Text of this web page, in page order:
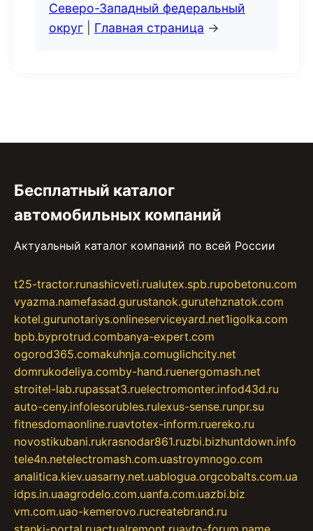
Северо-Западный федеральный
округ
Главная страница →
Бесплатный каталог
автомобильных компаний
Актуальный каталог компаний по всей России
t25-tractor.runashicveti.rualutex.spb.rupobetonu.com
vyazma.namefasad.gurustanok.gurutehznatok.com
kotel.gurunotariys.onlineserviceyard.net1igolka.com
bpb.byprotrud.combanya-expert.com
ogorod365.comakuhnja.comuglichcity.net
domrukodeliya.comby-hand.ruenergomash.net
stroitel-lab.rupassat3.ruelectromonter.infod43d.ru
auto-ceny.infolesorubles.rulexus-sense.runpr.su
fitnesdomaonline.ruavtotex-inform.ruereko.ru
novostikubani.rukrasnodar861.ruzbi.bizhuntdown.info
tele4n.netelectromash.com.uastroymnogo.com
analitica.kiev.uasarny.net.uablogua.orgcobalts.com.ua
idps.in.uaagrodelo.com.uanfa.com.uazbi.biz
vm.com.uao-kemerovo.rucreatebrand.ru